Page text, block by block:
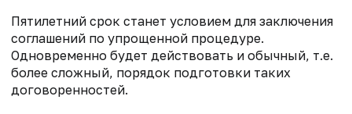
Пятилетний срок станет условием для заключения
соглашений по упрощенной процедуре.
Одновременно будет действовать и обычный, т.е.
более сложный, порядок подготовки таких
договоренностей.